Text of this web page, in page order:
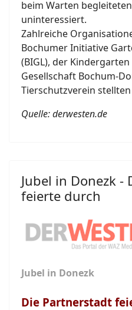
beim Warten
uninteressiert.
Zahlreiche
Bochumer Initiative
(BIGL), der
Gesellschaft Bochum-
Tierschutzverein
Quelle: derwesten.de
Jubel in Donezk -
feierte durch
Jubel in Donezk
Die Partnerstadt